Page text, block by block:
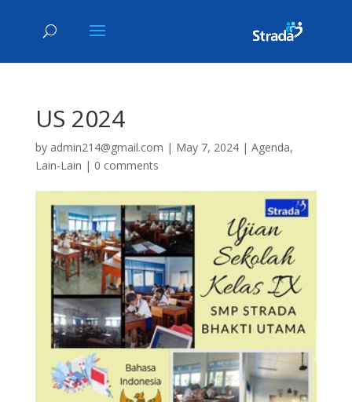
US 2024
by admin214@gmail.com | May 7, 2024| Agenda,
Lain-Lain | 0 comments